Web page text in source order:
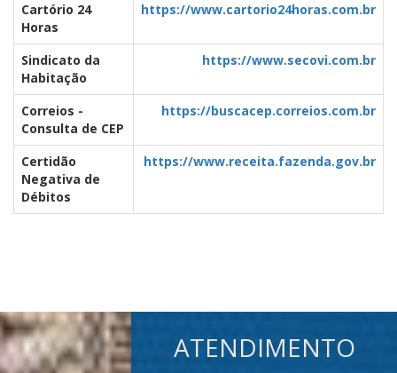
Cartório 24
Horas
https://www.cartorio24horas.com.br
Sindicato da
Habitação
https://www.secovi.com.br
Correios -
Consulta de CEP
https://buscacep.correios.com.br
Certidão
Negativa de
Débitos
https://www.receita.fazenda.gov.br
ATENDIMENTO